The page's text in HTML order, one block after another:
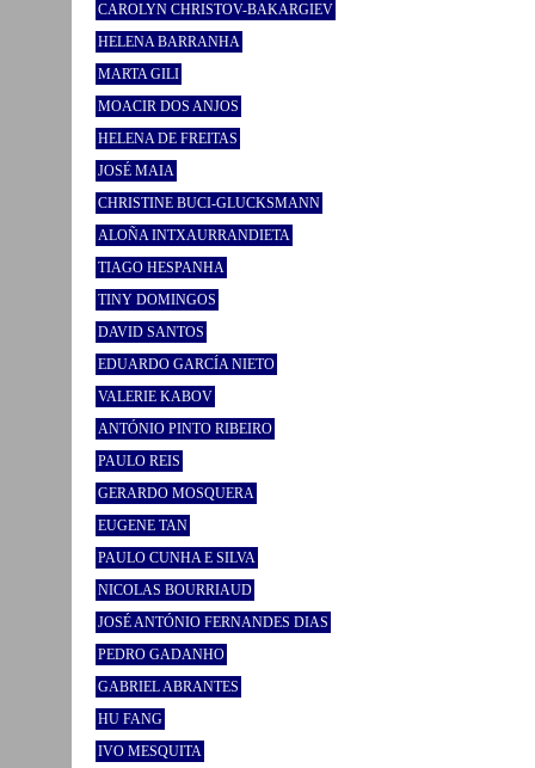
CAROLYN CHRISTOV-BAKARGIEV
HELENA BARRANHA
MARTA GILI
MOACIR DOS ANJOS
HELENA DE FREITAS
JOSÉ MAIA
CHRISTINE BUCI-GLUCKSMANN
ALOÑA INTXAURRANDIETA
TIAGO HESPANHA
TINY DOMINGOS
DAVID SANTOS
EDUARDO GARCÍA NIETO
VALERIE KABOV
ANTÓNIO PINTO RIBEIRO
PAULO REIS
GERARDO MOSQUERA
EUGENE TAN
PAULO CUNHA E SILVA
NICOLAS BOURRIAUD
JOSÉ ANTÓNIO FERNANDES DIAS
PEDRO GADANHO
GABRIEL ABRANTES
HU FANG
IVO MESQUITA